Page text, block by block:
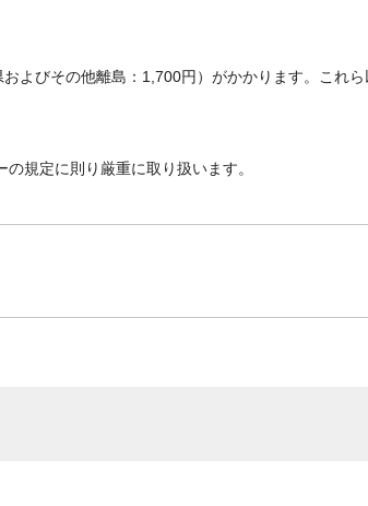
よびその他離島：1,700円）がかかります。これ
規定に則り厳重に取り扱います。